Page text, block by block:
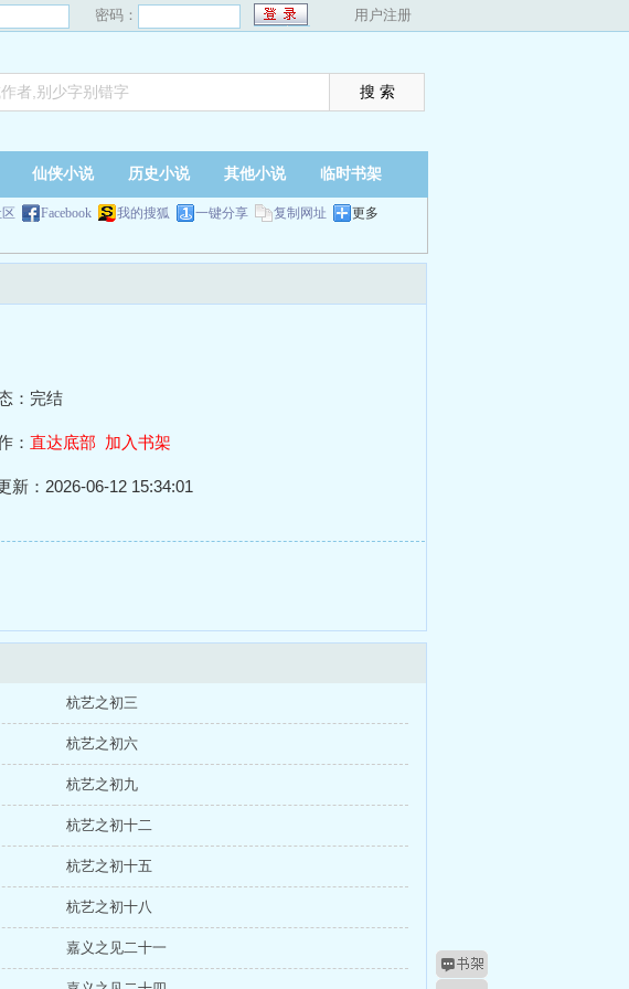
密码： 用户注册
仙侠小说 历史小说 其他小说 临时书架
Facebook 我的搜狐 一键分享 复制网址 更多
：完结
： 直达底部 加入书架
新：2026-06-12 15:34:01
杭艺之初三
杭艺之初六
杭艺之初九
杭艺之初十二
杭艺之初十五
杭艺之初十八
嘉义之见二十一